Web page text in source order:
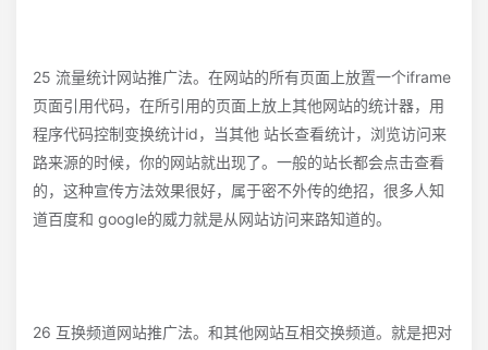
25 流量统计网站推广法。在网站的所有页面上放置一个iframe
页面引用代码，在所引用的页面上放上其他网站的统计器，用
程序代码控制变换统计id，当其他 站长查看统计，浏览访问来
路来源的时候，你的网站就出现了。一般的站长都会点击查看
的，这种宣传方法效果很好，属于密不外传的绝招，很多人知
道百度和 google的威力就是从网站访问来路知道的。
26 互换频道网站推广法。和其他网站互相交换频道。就是把对